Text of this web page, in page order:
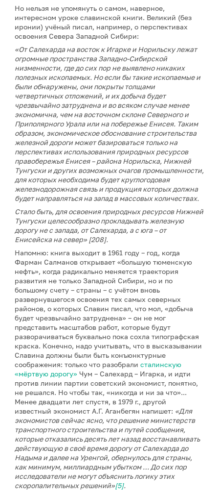
Но нельзя не упомянуть о самом, наверное,
интересном уроке славинской книги. Великий (без
иронии) учёный писал, например, о перспективах
освоения Севера Западной Сибири:
«От Салехарда на восток к Игарке и Норильску лежат
огромные пространства Западно-Сибирской
низменности, где до сих пор не выявлено никаких
полезных ископаемых. Но если бы такие ископаемые и
были обнаружены, они покрыты толщами
четвертичных отложений, и их добыча будет
чрезвычайно затруднена и во всяком случае менее
экономична, чем на восточном склоне Северного и
Приполярного Урала или на побережье Енисея. Таким
образом, экономическое обоснование строительства
железной дороги может базироваться только на
перспективах использования природных ресурсов
правобережья Енисея – района Норильска, Нижней
Тунгуски и других возможных очагов промышленности,
для которых необходима будет круглогодовая
железнодорожная связь и продукция которых должна
будет направляться на запад в массовых количествах.
Стало быть, для освоения природных ресурсов Нижней
Тунгуски целесообразно прокладывать железную
дорогу не с запада, от Салехарда, а с юга – от
Енисейска на север» [208].
Напомню: книга выходит в 1961 году – год, когда
Фарман Салманов открывает «большую тюменскую
нефть», когда радикально меняется траектория
развития не только Западной Сибири, но и по
большому счету – страны – с учётом вновь
развернувшегося освоения тех самых северных
районов, о которых Славин писал, что мол, «добыча
будет чрезвычайно затруднена» – он не мог
представить масштабов работ, которые будут
разворачиваться буквально пока сохла типографская
краска. Конечно, надо учитывать, что в высказывании
Славина должны были быть конъюнктурные
соображения: только что разобрали сталинскую
«мёртвую дорогу» Чум – Салехард – Игарка, и идти
против линии партии советский экономист, понятно,
не решался. Но чтобы так, «никогда и ни за что»...
Менее двадцати лет спустя, в 1979 г., другой
известный экономист А.Г. Аганбегян напишет: «Для
экономистов сейчас ясно, что решение министерств
транспортного строительства и путей сообщения,
которые отказались десять лет назад восстанавливать
действующую в своё время дорогу от Салехарда до
Надыма и далее на Уренгой, обернулось для страны,
как минимум, миллиардным убытком … До сих пор
исследователи не могут объяснить логику этих
скоропалительных решений»[5].